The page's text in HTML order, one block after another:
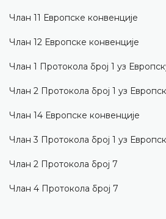
Члан 11 Европске конвенције
Члан 12 Европске конвенције
Члан 1 Протокола број 1 уз
Члан 2 Протокола број 1 уз
Члан 14 Европске конвенције
Члан 3 Протокола број 1 уз
Члан 2 Протокола број 7
Члан 4 Протокола број 7